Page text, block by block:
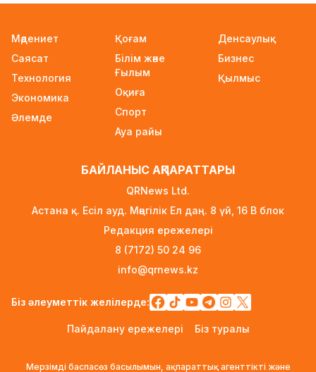
белгілі болады
3 сағат бұрын
Тоқаев «Бәйтерек» холдингінің басшысына
баспананың қолжетімділігін арттыруды
тапсырды
Жастардан банк карталарын сатып алып,
интернет-алаяқтарға өткізген күдікті ұсталды
Алматының Ақжар шағынауданында 36
шақырым жолға асфальт төселді
21 сағат бұрын
АҚШ пен Иран Ормуз бұғазы бойынша
Мәдениет
Саясат
Технология
Экономика
Әлемде
Қоғам
Білім және
Ғылым
Оқиға
Спорт
Ауа райы
Денсаулық
Бизнес
Қылмыс
БАЙЛАНЫС АҚПАРАТТАРЫ
QRNews Ltd.
Астана қ. Есіл ауд. Мәңгілік Ел даң. 8 үй, 16 B блок
Редакция ережелері
8 (7172) 50 24 96
info@qrnews.kz
Біз әлеуметтік желілерде:
Пайдалану ережелері Біз туралы
Мерзімді баспасөз басылымын, ақпараттық агенттікті және